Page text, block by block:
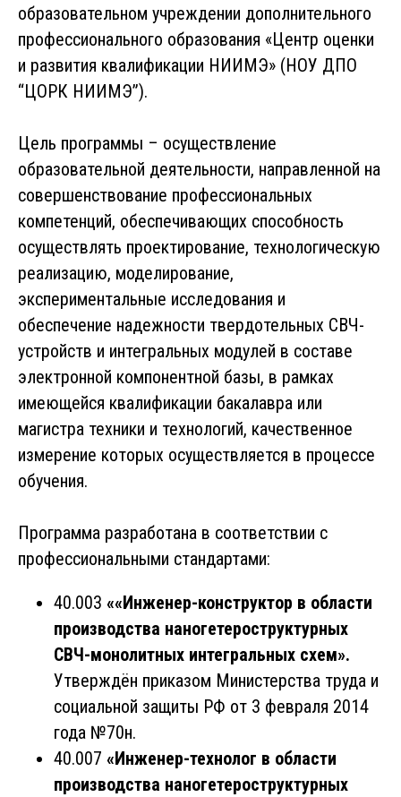
образовательном учреждении дополнительного
профессионального образования «Центр оценки
и развития квалификации НИИМЭ» (НОУ ДПО
“ЦОРК НИИМЭ”).
Цель программы – осуществление
образовательной деятельности, направленной на
совершенствование профессиональных
компетенций, обеспечивающих способность
осуществлять проектирование, технологическую
реализацию, моделирование,
экспериментальные исследования и
обеспечение надежности твердотельных СВЧ-
устройств и интегральных модулей в составе
электронной компонентной базы, в рамках
имеющейся квалификации бакалавра или
магистра техники и технологий, качественное
измерение которых осуществляется в процессе
обучения.
Программа разработана в соответствии с
профессиональными стандартами:
40.003 ««Инженер-конструктор в области
производства наногетероструктурных
СВЧ-монолитных интегральных схем».
Утверждён приказом Министерства труда и
социальной защиты РФ от 3 февраля 2014
года №70н.
40.007 «Инженер-технолог в области
производства наногетероструктурных